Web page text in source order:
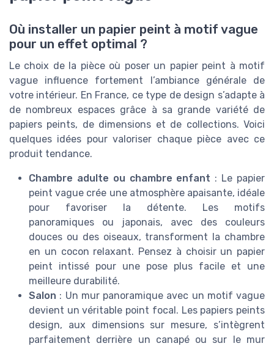
Où installer un papier peint à motif vague
pour un effet optimal ?
Le choix de la pièce où poser un papier peint à motif
vague influence fortement l’ambiance générale de
votre intérieur. En France, ce type de design s’adapte à
de nombreux espaces grâce à sa grande variété de
papiers peints, de dimensions et de collections. Voici
quelques idées pour valoriser chaque pièce avec ce
produit tendance.
Chambre adulte ou chambre enfant : Le papier
peint vague crée une atmosphère apaisante, idéale
pour favoriser la détente. Les motifs
panoramiques ou japonais, avec des couleurs
douces ou des oiseaux, transforment la chambre
en un cocon relaxant. Pensez à choisir un papier
peint intissé pour une pose plus facile et une
meilleure durabilité.
Salon : Un mur panoramique avec un motif vague
devient un véritable point focal. Les papiers peints
design, aux dimensions sur mesure, s’intègrent
parfaitement derrière un canapé ou sur le mur